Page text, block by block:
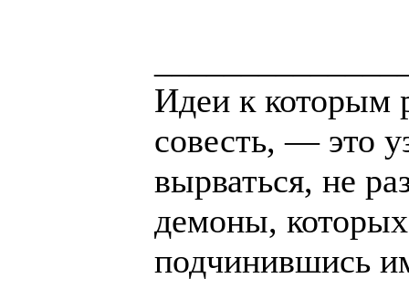
Идеи к которым
совесть, — это
вырваться, не
демоны,
подчинившись